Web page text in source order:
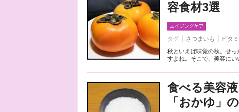
容食材3選
エイジングケア
タグ さつまいも ビタ
秋といえば味覚の秋。せ
すよね。そこで、美容に
食べる美容
「おかゆ」